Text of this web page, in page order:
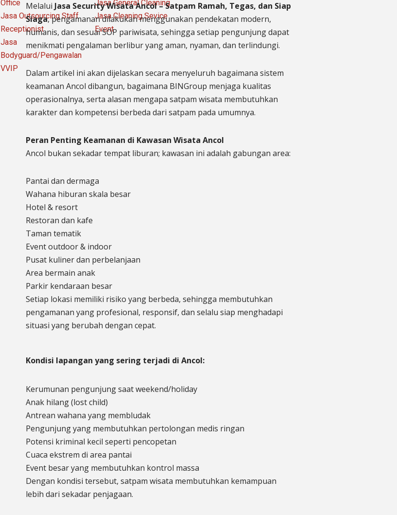
Office
Jasa Outsourcing Staff
Receptionist
Jasa
Bodyguard/Pengawalan
VVIP
Jasa General Cleaning
Jasa Cleaning Sevice
Event
Melalui Jasa Security Wisata Ancol – Satpam Ramah, Tegas, dan Siap
Siaga, pengamanan dilakukan menggunakan pendekatan modern,
humanis, dan sesuai SOP pariwisata, sehingga setiap pengunjung dapat
menikmati pengalaman berlibur yang aman, nyaman, dan terlindungi.
Dalam artikel ini akan dijelaskan secara menyeluruh bagaimana sistem
keamanan Ancol dibangun, bagaimana BINGroup menjaga kualitas
operasionalnya, serta alasan mengapa satpam wisata membutuhkan
karakter dan kompetensi berbeda dari satpam pada umumnya.
Peran Penting Keamanan di Kawasan Wisata Ancol
Ancol bukan sekadar tempat liburan; kawasan ini adalah gabungan area:
Pantai dan dermaga
Wahana hiburan skala besar
Hotel & resort
Restoran dan kafe
Taman tematik
Event outdoor & indoor
Pusat kuliner dan perbelanjaan
Area bermain anak
Parkir kendaraan besar
Setiap lokasi memiliki risiko yang berbeda, sehingga membutuhkan
pengamanan yang profesional, responsif, dan selalu siap menghadapi
situasi yang berubah dengan cepat.
Kondisi lapangan yang sering terjadi di Ancol:
Kerumunan pengunjung saat weekend/holiday
Anak hilang (lost child)
Antrean wahana yang membludak
Pengunjung yang membutuhkan pertolongan medis ringan
Potensi kriminal kecil seperti pencopetan
Cuaca ekstrem di area pantai
Event besar yang membutuhkan kontrol massa
Dengan kondisi tersebut, satpam wisata membutuhkan kemampuan
lebih dari sekadar penjagaan.